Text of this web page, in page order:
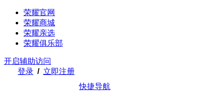
荣耀官网
荣耀商城
荣耀亲选
荣耀俱乐部
开启辅助访问
登录 / 立即注册
快捷导航